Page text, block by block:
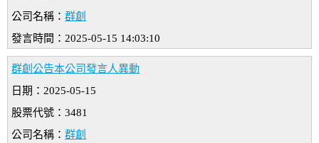
公司名稱： 群創
發言時間：2025-05-15 14:03:10
群創公告本公司發言人異動
日期：2025-05-15
股票代號：3481
公司名稱： 群創